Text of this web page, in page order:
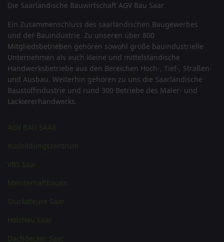
Die Saarländische Bauwirtschaft AGV Bau Saar
Ein Zusammenschluss des saarländischen Baugewerbes
und der Bauindustrie. Zu unseren über 800
Mitgliedsbetrieben gehören sowohl große bauindustrielle
Unternehmen als auch kleine und mittelständische
Handwerksbetriebe aus den Bereichen Hoch-, Tief-, Straßen-
und Ausbau. Weiterhin gehören zu uns die Saarländische
Baustoffindustrie und rund 300 Betriebe des Maler- und
Lackiererhandwerks.
AGV BAU SAAR
Ausbildungszentrum
VBS Saar
Meisterhaftbauen
Stuckateure Saar
Holzbau Saar
Dachdecker Saar